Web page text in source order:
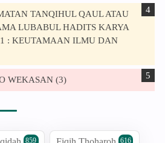
TANQIHUL QAUL ATAU
LUBABUL HADITS KARYA
: KEUTAMAAN ILMU DAN
WEKASAN (3)
859 616